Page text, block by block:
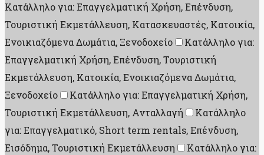
Κατάλληλο για: Επαγγελματική Χρήση, Επένδυση,
Τουριστική Εκμετάλλευση, Κατασκευαστές, Κατοικία,
Ενοικιαζόμενα Δωμάτια, Ξενοδοχείο
Κατάλληλο για:
Επαγγελματική Χρήση, Επένδυση, Τουριστική
Εκμετάλλευση, Κατοικία, Ενοικιαζόμενα Δωμάτια,
Ξενοδοχείο
Κατάλληλο για: Επαγγελματική Χρήση,
Τουριστική Εκμετάλλευση, Ανταλλαγή
Κατάλληλο
για: Επαγγελματικό, Short term rentals, Επένδυση,
Εισόδημα, Τουριστική Εκμετάλλευση
Κατάλληλο για: